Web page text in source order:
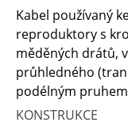
Kabel používaný
reproduktory s
měděných drátů,
průhledného
podélným
KONSTRUKCE